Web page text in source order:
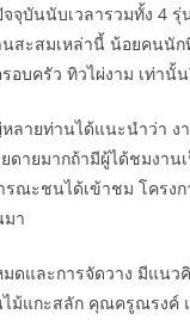
จุบันนับเวลารวมทั้ง 4 รุ่
สะสมเหล่านี้ น้อยคนนัก
บครัว ทิวไผ่งาม เท่านั้
ลายท่านได้แนะนำว่า ง
ดายมากถ้ามีผู้ได้ชมงาน
รณะชนได้เข้าชม โครง
า
มดและการจัดวาง มีแนว
ไม้แกะสลัก คุณครูณรงค์